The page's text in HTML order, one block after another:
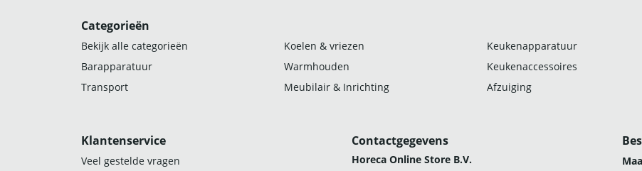
Categorieën
Bekijk alle categorieën Koelen & vriezen Keukenapparatuur
Barapparatuur
Warmhouden Keukenaccessoires
Transport
Meubilair & Inrichting Afzuiging
Klantenservice
Veel gestelde vragen
Contactgegevens
Horeca Online Store B.V.